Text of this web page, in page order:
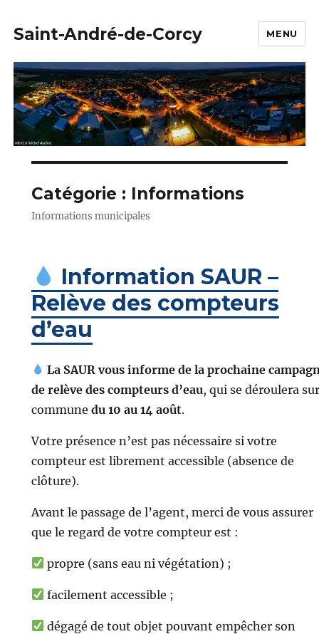
Saint-André-de-Corcy MENU
Catégorie : Informations
Informations municipales
Information SAUR –
Relève des compteurs
d’eau
La SAUR vous informe de la prochaine
de relève des compteurs d’eau, qui se déroulera
commune du 10 au 14 août.
Votre présence n’est pas nécessaire si votre
compteur est librement accessible (absence de
clôture).
Avant le passage de l’agent, merci de vous assurer
que le regard de votre compteur est :
propre (sans eau ni végétation) ;
facilement accessible ;
dégagé de tout objet pouvant empêcher son